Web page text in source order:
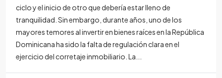
ciclo y el inicio de otro que debería estar lleno de
tranquilidad. Sin embargo, durante años, uno de los
mayores temores al invertir en bienes raíces en la República
Dominicana ha sido la falta de regulación clara en el
ejercicio del corretaje inmobiliario. La...